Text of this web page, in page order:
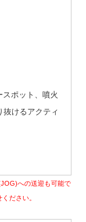
ポット、噴火
抜けるアクティ
への送迎も可能で
ださい。